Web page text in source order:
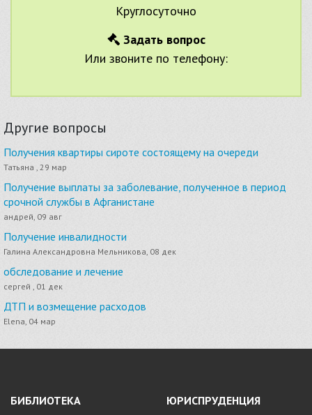
Круглосуточно
Задать вопрос
Или звоните по телефону:
Другие вопросы
Получения квартиры сироте состоящему на очереди
Татьяна , 29 мар
Получение выплаты за заболевание, полученное в период
срочной службы в Афганистане
андрей, 09 авг
Получение инвалидности
Галина Александровна Мельникова, 08 дек
обследование и лечение
сергей , 01 дек
ДТП и возмещение расходов
Elena, 04 мар
БИБЛИОТЕКА ЮРИСПРУДЕНЦИЯ